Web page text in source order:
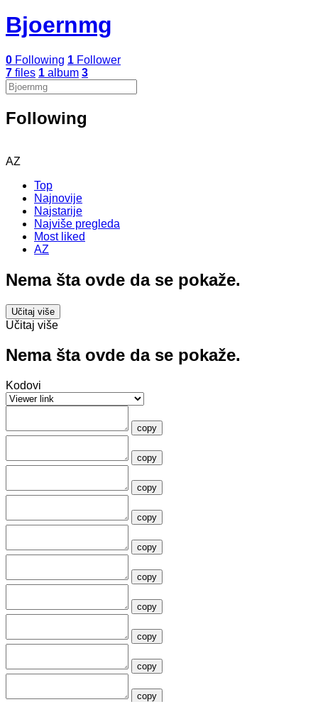
Bjoernmg
0 Following 1 Follower
7 files 1 album 3
Following
AZ
Top
Najnovije
Najstarije
Najviše pregleda
Most liked
AZ
Nema šta ovde da se pokaže.
Učitaj više
Učitaj više
Nema šta ovde da se pokaže.
Kodovi
copy
copy
copy
copy
copy
copy
copy
copy
copy
copy